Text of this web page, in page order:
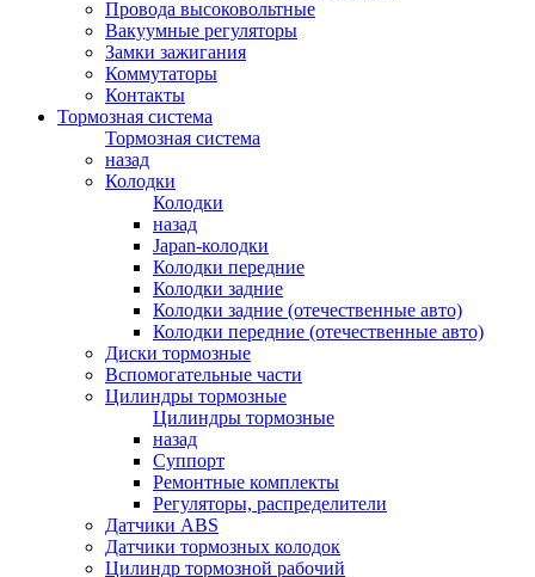
Провода высоковольтные
Вакуумные регуляторы
Замки зажигания
Коммутаторы
Контакты
Тормозная система
Тормозная система
назад
Колодки
Колодки
назад
Japan-колодки
Колодки передние
Колодки задние
Колодки задние (отечественные авто)
Колодки передние (отечественные авто)
Диски тормозные
Вспомогательные части
Цилиндры тормозные
Цилиндры тормозные
назад
Суппорт
Ремонтные комплекты
Регуляторы, распределители
Датчики ABS
Датчики тормозных колодок
Цилиндр тормозной рабочий